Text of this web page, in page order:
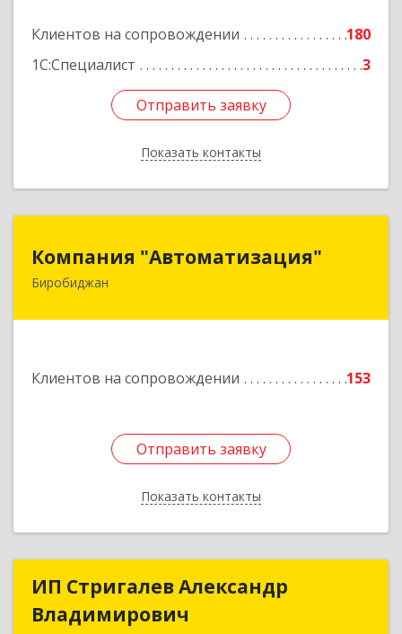
Клиентов на сопровождении
180
1С:Специалист
3
Отправить заявку
Показать контакты
Отправить заявку
Назад
Компания "Автоматизация"
Биробиджан
Клиентов на сопровождении 153
Отправить заявку
Показать контакты
679016, Еврейская Аобл, Биробиджан г,
Отправить заявку
Назад
ИП Стригалев Александр
Владимирович
ИП Стригалев Александр